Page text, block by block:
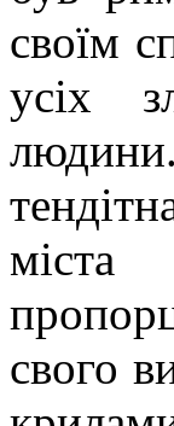
своїм
усіх
свого